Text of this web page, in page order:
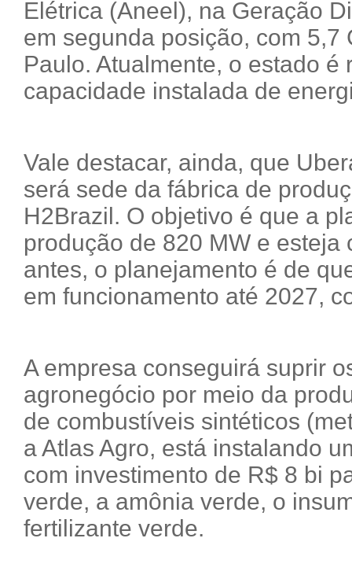
Elétrica (Aneel), na Geração
em segunda posição, com 5,7
Paulo. Atualmente, o estado
capacidade instalada de
Vale destacar, ainda, que
será sede da fábrica de
H2Brazil. O objetivo é que a
produção de 820 MW e
antes, o planejamento é de
em funcionamento até 2027,
A empresa conseguirá suprir
agronegócio por meio da
de combustíveis sintéticos
a Atlas Agro, está instalando
com investimento de R$ 8 bi
verde, a amônia verde, o
fertilizante verde.